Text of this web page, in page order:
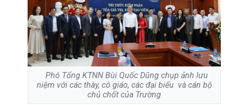
Phó Tổng KTNN Bùi Quốc Dũng chụp ảnh lưu
niệm với các thày, cô giáo, các đại biểu và cán bộ
chủ chốt của Trường